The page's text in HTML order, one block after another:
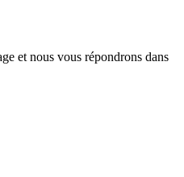
et nous vous répondrons dans